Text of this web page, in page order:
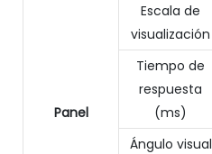
Panel
Escala de
visualización
Tiempo de
respuesta
(ms)
Ángulo visual